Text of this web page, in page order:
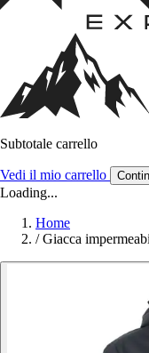
Subtotale carrello
Vedi il mio carrello
Loading...
Home
/ Giacca